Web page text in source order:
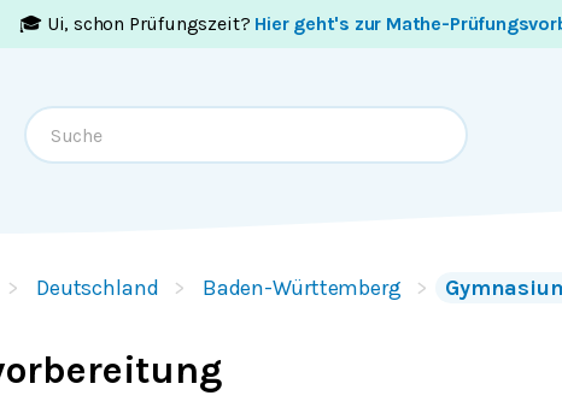
🎓 Ui, schon Prüfungszeit? Hier geht's zur Mathe-
Deutschland Baden-Württemberg